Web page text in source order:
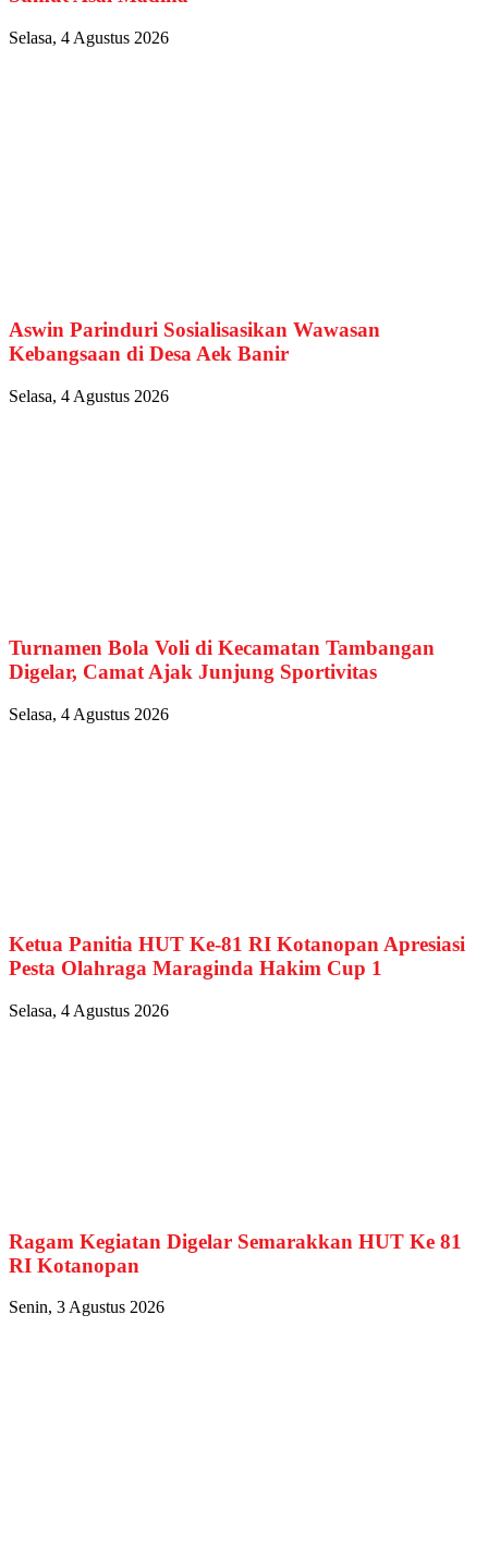
Selasa, 4 Agustus 2026
Aswin Parinduri Sosialisasikan Wawasan
Kebangsaan di Desa Aek Banir
Selasa, 4 Agustus 2026
Turnamen Bola Voli di Kecamatan Tambangan
Digelar, Camat Ajak Junjung Sportivitas
Selasa, 4 Agustus 2026
Ketua Panitia HUT Ke-81 RI Kotanopan Apresiasi
Pesta Olahraga Maraginda Hakim Cup 1
Selasa, 4 Agustus 2026
Ragam Kegiatan Digelar Semarakkan HUT Ke 81
RI Kotanopan
Senin, 3 Agustus 2026